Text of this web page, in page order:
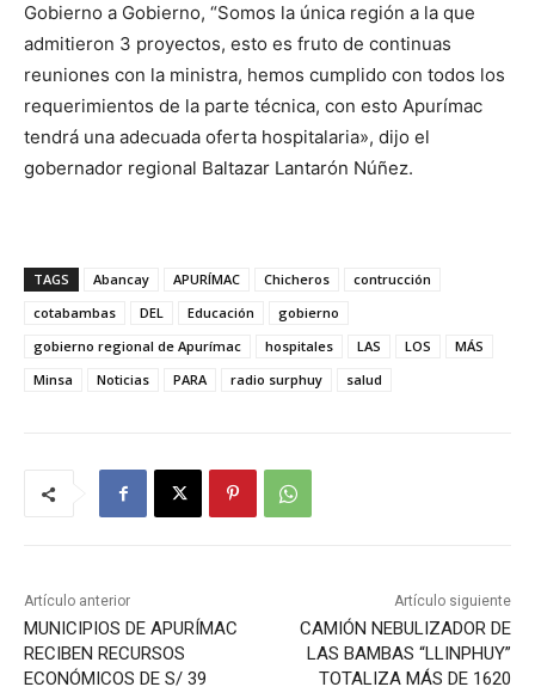
Gobierno a Gobierno, “Somos la única región a la que
admitieron 3 proyectos, esto es fruto de continuas
reuniones con la ministra, hemos cumplido con todos los
requerimientos de la parte técnica, con esto Apurímac
tendrá una adecuada oferta hospitalaria», dijo el
gobernador regional Baltazar Lantarón Núñez.
TAGS Abancay APURÍMAC Chicheros
contrucción
cotabambas
DEL Educación
gobierno
gobierno regional de Apurímac
hospitales LAS LOS
MÁS
Minsa
Noticias PARA radio surphuy salud
Artículo anterior
MUNICIPIOS DE APURÍMAC
RECIBEN RECURSOS
ECONÓMICOS DE S/ 39
Artículo siguiente
CAMIÓN NEBULIZADOR DE
LAS BAMBAS “LLINPHUY”
TOTALIZA MÁS DE 1620